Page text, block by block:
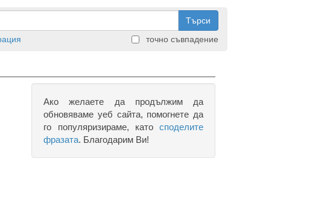
Търси
точно съвпадение
Ако желаете да продължим да
обновяваме уеб сайта, помогнете да
го популяризираме, като споделите
фразата. Благодарим Ви!